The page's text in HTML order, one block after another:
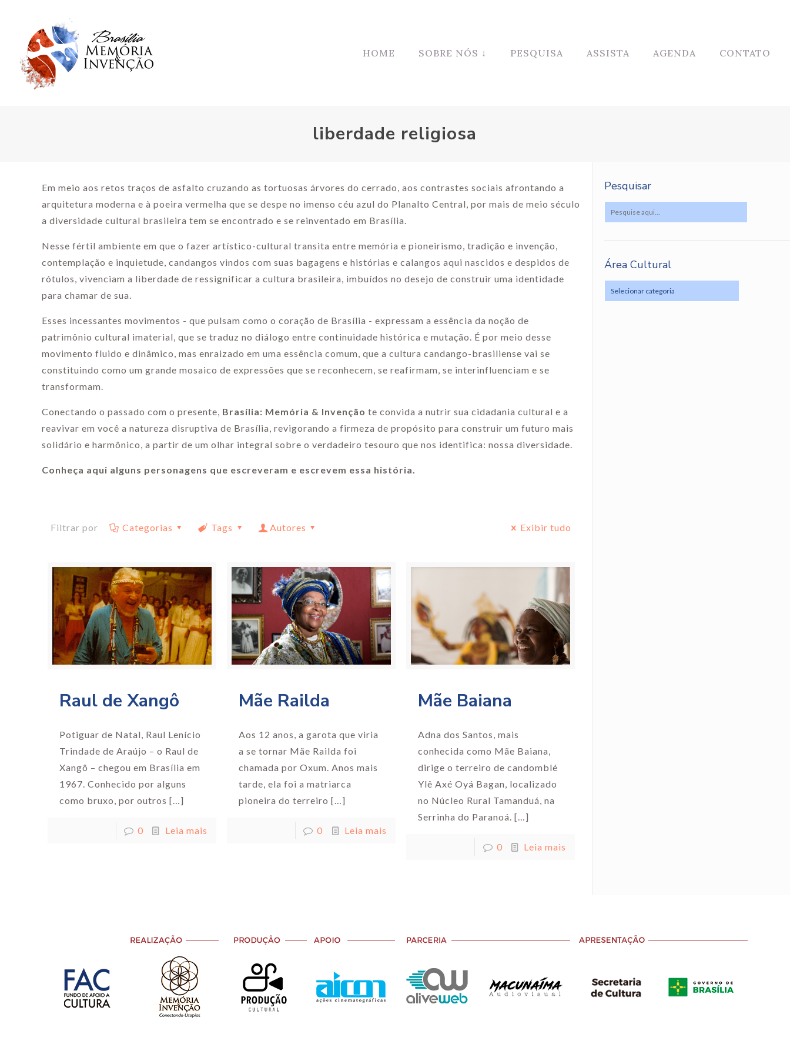
HOME SOBRE NÓS ↓ PESQUISA ASSISTA AGENDA CONTATO
liberdade religiosa
Em meio aos retos traços de asfalto cruzando as tortuosas árvores do cerrado, aos contrastes sociais afrontando a
arquitetura moderna e à poeira vermelha que se despe no imenso céu azul do Planalto Central, por mais de meio século
a diversidade cultural brasileira tem se encontrado e se reinventado em Brasília.
Nesse fértil ambiente em que o fazer artístico-cultural transita entre memória e pioneirismo, tradição e invenção,
contemplação e inquietude, candangos vindos com suas bagagens e histórias e calangos aqui nascidos e despidos de
rótulos, vivenciam a liberdade de ressignificar a cultura brasileira, imbuídos no desejo de construir uma identidade
para chamar de sua.
Esses incessantes movimentos - que pulsam como o coração de Brasília - expressam a essência da noção de
patrimônio cultural imaterial, que se traduz no diálogo entre continuidade histórica e mutação. É por meio desse
movimento fluido e dinâmico, mas enraizado em uma essência comum, que a cultura candango-brasiliense vai se
constituindo como um grande mosaico de expressões que se reconhecem, se reafirmam, se interinfluenciam e se
transformam.
Conectando o passado com o presente, Brasília: Memória & Invenção te convida a nutrir sua cidadania cultural e a
reavivar em você a natureza disruptiva de Brasília, revigorando a firmeza de propósito para construir um futuro mais
solidário e harmônico, a partir de um olhar integral sobre o verdadeiro tesouro que nos identifica: nossa diversidade.
Conheça aqui alguns personagens que escreveram e escrevem essa história.
Filtrar por Categorias Tags Autores Exibir tudo
Raul de Xangô
Potiguar de Natal, Raul Lenício
Trindade de Araújo – o Raul de
Xangô – chegou em Brasília em
1967. Conhecido por alguns
como bruxo, por outros […]
0 Leia mais
Mãe Railda
Aos 12 anos, a garota que viria
a se tornar Mãe Railda foi
chamada por Oxum. Anos mais
tarde, ela foi a matriarca
pioneira do terreiro […]
0 Leia mais
Mãe Baiana
Adna dos Santos, mais
conhecida como Mãe Baiana,
dirige o terreiro de candomblé
Ylê Axé Oyá Bagan, localizado
no Núcleo Rural Tamanduá, na
Serrinha do Paranoá. […]
0 Leia mais
Pesquisar
Área Cultural